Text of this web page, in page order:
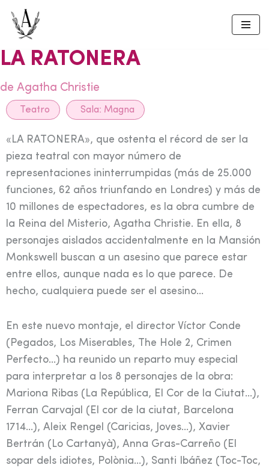
Skip
to
content
LA RATONERA
de Agatha Christie
Teatro Sala: Magna
«LA RATONERA», que ostenta el récord de ser la
pieza teatral con mayor número de
representaciones ininterrumpidas (más de 25.000
funciones, 62 años triunfando en Londres) y más de
10 millones de espectadores, es la obra cumbre de
la Reina del Misterio, Agatha Christie. En ella, 8
personajes aislados accidentalmente en la Mansión
Monkswell buscan a un asesino que parece estar
entre ellos, aunque nada es lo que parece. De
hecho, cualquiera puede ser el asesino…
En este nuevo montaje, el director Víctor Conde
(Pegados, Los Miserables, The Hole 2, Crimen
Perfecto…) ha reunido un reparto muy especial
para interpretar a los 8 personajes de la obra:
Mariona Ribas (La República, El Cor de la Ciutat…),
Ferran Carvajal (El cor de la ciutat, Barcelona
1714…), Aleix Rengel (Caricias, Joves…), Xavier
Bertrán (Lo Cartanyà), Anna Gras-Carreño (El
sopar dels idiotes, Polònia…), Santi Ibáñez (Toc-Toc,